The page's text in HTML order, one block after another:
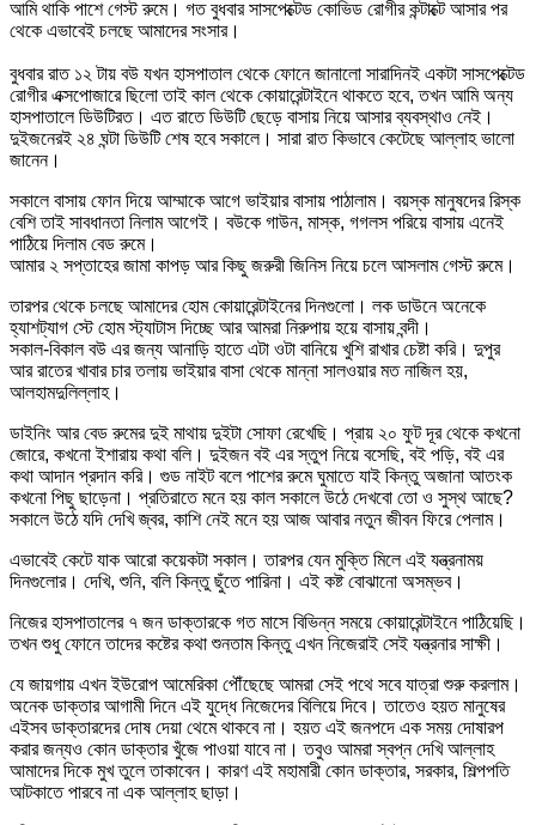
আমি থাকি পাশে গেস্ট রুমে। গত বুধবার সাসপেক্টেড কোভিড রোগীর কন্টাক্টে আসার পর
থেকে এভাবেই চলছে আমাদের সংসার।
বুধবার রাত ১২ টায় বউ যখন হাসপাতাল থেকে ফোনে জানালো সারাদিনই একটা সাসপেক্টেড
রোগীর এক্সপোজারে ছিলো তাই কাল থেকে কোয়ারেন্টাইনে থাকতে হবে, তখন আমি অন্য
হাসপাতালে ডিউটিরত। এত রাতে ডিউটি ছেড়ে বাসায় নিয়ে আসার ব্যবস্থাও নেই।
দুইজনেরই ২৪ ঘন্টা ডিউটি শেষ হবে সকালে। সারা রাত কিভাবে কেটেছে আল্লাহ ভালো
জানেন।
সকালে বাসায় ফোন দিয়ে আম্মাকে আগে ভাইয়ার বাসায় পাঠালাম। বয়স্ক মানুষদের রিস্ক
বেশি তাই সাবধানতা নিলাম আগেই। বউকে গাউন, মাস্ক, গগলস পরিয়ে বাসায় এনেই
পাঠিয়ে দিলাম বেড রুমে।
আমার ২ সপ্তাহের জামা কাপড় আর কিছু জরুরী জিনিস নিয়ে চলে আসলাম গেস্ট রুমে।
তারপর থেকে চলছে আমাদের হোম কোয়ারেন্টাইনের দিনগুলো। লক ডাউনে অনেকে
হ্যাশট্যাগ স্টে হোম স্ট্যাটাস দিচ্ছে আর আমরা নিরুপায় হয়ে বাসায় বন্দী।
সকাল-বিকাল বউ এর জন্য আনাড়ি হাতে এটা ওটা বানিয়ে খুশি রাখার চেষ্টা করি। দুপুর
আর রাতের খাবার চার তলায় ভাইয়ার বাসা থেকে মান্না সালওয়ার মত নাজিল হয়,
আলহামদুলিল্লাহ।
ডাইনিং আর বেড রুমের দুই মাথায় দুইটা সোফা রেখেছি। প্রায় ২০ ফুট দূর থেকে কখনো
জোরে, কখনো ইশারায় কথা বলি। দুইজন বই এর স্তুপ নিয়ে বসেছি, বই পড়ি, বই এর
কথা আদান প্রদান করি। গুড নাইট বলে পাশের রুমে ঘুমাতে যাই কিন্তু অজানা আতংক
কখনো পিছু ছাড়েনা। প্রতিরাতে মনে হয় কাল সকালে উঠে দেখবো তো ও সুস্থ আছে?
সকালে উঠে যদি দেখি জ্বর, কাশি নেই মনে হয় আজ আবার নতুন জীবন ফিরে পেলাম।
এভাবেই কেটে যাক আরো কয়েকটা সকাল। তারপর যেন মুক্তি মিলে এই যন্ত্রনাময়
দিনগুলোর। দেখি, শুনি, বলি কিন্তু ছুঁতে পারিনা। এই কষ্ট বোঝানো অসম্ভব।
নিজের হাসপাতালের ৭ জন ডাক্তারকে গত মাসে বিভিন্ন সময়ে কোয়ারেন্টাইনে পাঠিয়েছি।
তখন শুধু ফোনে তাদের কষ্টের কথা শুনতাম কিন্তু এখন নিজেরাই সেই যন্ত্রনার সাক্ষী।
যে জায়গায় এখন ইউরোপ আমেরিকা পৌঁছেছে আমরা সেই পথে সবে যাত্রা শুরু করলাম।
অনেক ডাক্তার আগামী দিনে এই যুদ্ধে নিজেদের বিলিয়ে দিবে। তাতেও হয়ত মানুষের
এইসব ডাক্তারদের দোষ দেয়া থেমে থাকবে না। হয়ত এই জনপদে এক সময় দোষারপ
করার জন্যও কোন ডাক্তার খুঁজে পাওয়া যাবে না। তবুও আমরা স্বপ্ন দেখি আল্লাহ
আমাদের দিকে মুখ তুলে তাকাবেন। কারণ এই মহামারী কোন ডাক্তার, সরকার, শিল্পপতি
আটকাতে পারবে না এক আল্লাহ ছাড়া।